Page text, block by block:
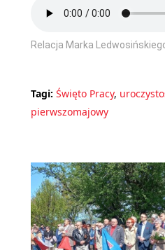
Relacja Marka
Tagi: Święto Pracy,
pierwszomajowy